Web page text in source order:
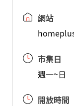
網站
市集日
週一~日
開放時間